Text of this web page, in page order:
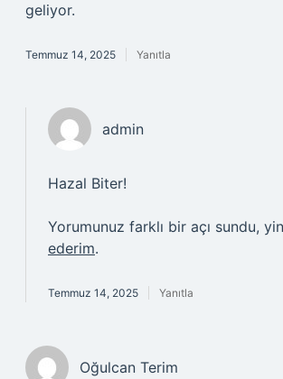
geliyor.
Temmuz 14, 2025 Yanıtla
admin
Hazal Biter!
Yorumunuz farklı bir açı sundu,
ederim.
Temmuz 14, 2025 Yanıtla
Oğulcan Terim